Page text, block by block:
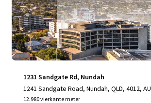
1231 Sandgate Rd, Nundah
1241 Sandgate Road, Nundah, QLD, 4012, AU
12.980 vierkante meter